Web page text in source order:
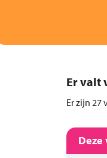
Er valt
Er zijn 27